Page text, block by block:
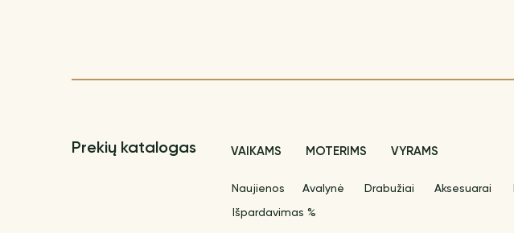
Prekių katalogas VAIKAMS MOTERIMS VYRAMS
Naujienos Avalynė Drabužiai Aksesuarai
Išpardavimas %